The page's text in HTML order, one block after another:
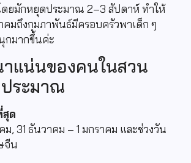
ดยมักหยุดประมาณ 2–3 สัปดาห์ ทำให้
คมถึงกุมภาพันธ์มีครอบครัวพาเด็ก ๆ
กมากขึ้นค่ะ
แน่นของคนในสวน
ระมาณ
สุด
, 31 ธันวาคม – 1 มกราคม และช่วงวัน
จีน